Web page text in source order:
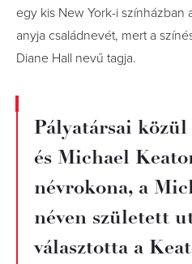
egy kis New York-i színházban
anyja családnevét, mert a
Diane Hall nevű tagja.
Pályatársai
és Michael
névrokona, a
néven született
választotta a